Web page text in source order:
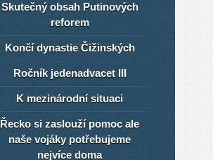
Skutečný obsah Putinových
reforem
Končí dynastie Čižinských
Ročník jedenadvacet III
K mezinárodní situaci
Řecko si zaslouží pomoc ale
naše vojáky potřebujeme
nejvíce doma